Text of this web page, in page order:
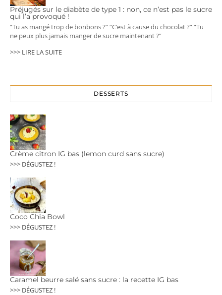
Préjugés sur le diabète de type 1 : non, ce n’est pas le sucre
qui l’a provoqué !
“Tu as mangé trop de bonbons ?” “C’est à cause du chocolat ?” “Tu
ne peux plus jamais manger de sucre maintenant ?”
>>> LIRE LA SUITE
DESSERTS
Crème citron IG bas (lemon curd sans sucre)
>>> DÉGUSTEZ !
Coco Chia Bowl
>>> DÉGUSTEZ !
Caramel beurre salé sans sucre : la recette IG bas
>>> DÉGUSTEZ !